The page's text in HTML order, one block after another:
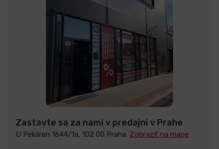
Zastavte sa za nami v predajni v Prahe
U Pekáren 1644/1a, 102 00 Praha. Zobraziť na mape